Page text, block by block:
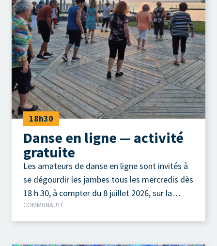
18h30
Danse en ligne — activité
gratuite
Les amateurs de danse en ligne sont invités à
se dégourdir les jambes tous les mercredis dès
18 h 30, à compter du 8 juillet 2026, sur la
terrasse extérieure du Camp à Jos, au parc de
la Pointe-Taylor !
COMMUNAUTÉ